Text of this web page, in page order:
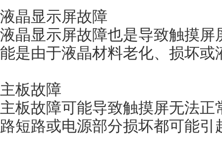
液晶显示屏故障
液晶显示屏故障也是导致触摸屏
能是由于液晶材料老化、损坏
主板故障
主板故障可能导致触摸屏无法正常工
路短路或电源部分损坏都可能引起